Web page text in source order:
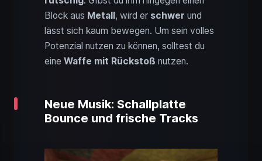
Block aus Metall, wird er schwer und
lässt sich kaum bewegen. Um sein volles
Potenzial nutzen zu können, solltest du
eine Waffe mit Rückstoß nutzen.
Neue Musik: Schallplatte
Bounce und frische Tracks